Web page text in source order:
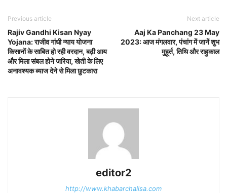
Previous article
Rajiv Gandhi Kisan Nyay
Yojana: राजीव गांधी न्याय योजना
किसानों के साबित हो रही वरदान, बढ़ी आय
और मिला संबल होने जरिया, खेती के लिए
अनावश्यक ब्याज देने से मिला छुटकारा
Next article
Aaj Ka Panchang 23 May
2023: आज मंगलवार, पंचांग में जानें शुभ
मुहूर्त, तिथि और राहुकाल
editor2
http://www.khabarchalisa.com